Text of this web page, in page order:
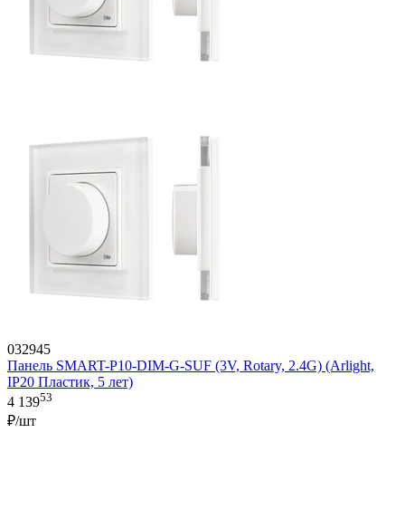
032945
Панель SMART-P10-DIM-G-SUF (3V, Rotary, 2.4G) (Arlight,
IP20 Пластик, 5 лет)
4 13953
₽/шт